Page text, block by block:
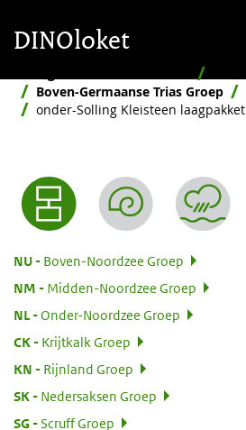
DINOloket
Boven-Germaanse Trias Groep
onder-Solling Kleisteen laagpakket
Nomenclator menu
NU:
Boven-Noordzee Groep
NM
Midden-Noordzee Groep
NL
Onder-Noordzee Groep
CK:
Krijtkalk Groep
KN
Rijnland Groep
SK:
Nedersaksen Groep
SG:
Scruff Groep